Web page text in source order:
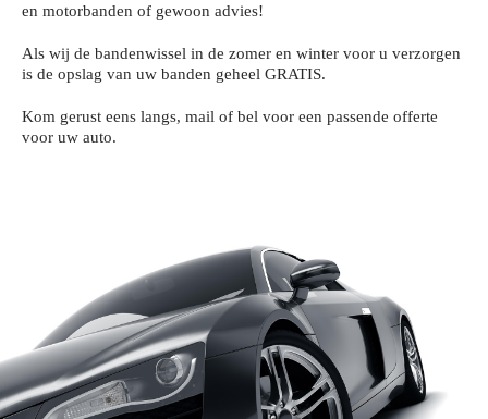
en motorbanden of gewoon advies!
Als wij de bandenwissel in de zomer en winter voor u verzorgen
is de opslag van uw banden geheel GRATIS.
Kom gerust eens langs, mail of bel voor een passende offerte
voor uw auto.